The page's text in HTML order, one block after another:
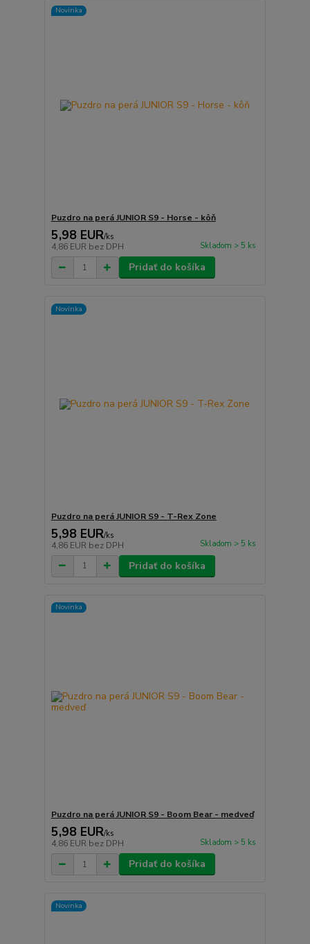
Novinka
Puzdro na perá JUNIOR S9 - Horse - kôň
5,98 EUR/ks
4,86 EUR bez DPH Skladom > 5 ks
Pridať do košíka
Novinka
Puzdro na perá JUNIOR S9 - T-Rex Zone
5,98 EUR/ks
4,86 EUR bez DPH Skladom > 5 ks
Pridať do košíka
Novinka
Puzdro na perá JUNIOR S9 - Boom Bear - medveď
5,98 EUR/ks
4,86 EUR bez DPH Skladom > 5 ks
Pridať do košíka
Novinka